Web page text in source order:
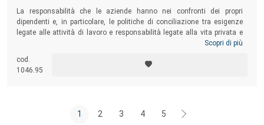
La responsabilità che le aziende hanno nei confronti dei propri
dipendenti e, in particolare, le politiche di conciliazione tra esigenze
legate alle attività di lavoro e responsabilità legate alla vita privata e
familiare. Il volume mira a ricostruire una sorta di “stato dell’arte” del
potranno in futuro essere interessati a svolgere ricerche di carattere
maggiormente analitico ed empirico.
Scopri di più
cod.
1046.95
1 2 3 4 5